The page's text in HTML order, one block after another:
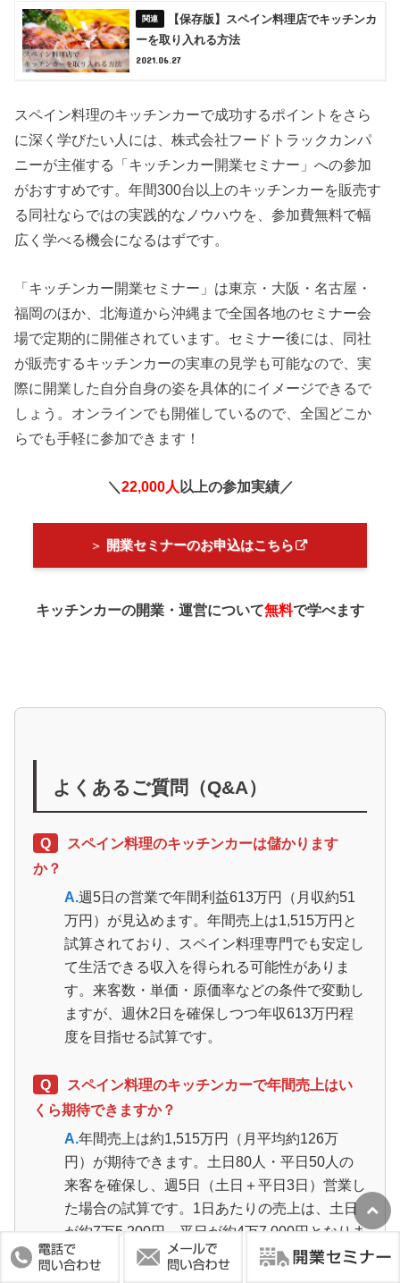
【保存版】スペイン料理店でキッチンカ
ーを取り入れる方法
2021.06.27
スペイン料理のキッチンカーで成功するポイントをさら
に深く学びたい人には、株式会社フードトラックカンパ
ニーが主催する「キッチンカー開業セミナー」への参加
がおすすめです。年間300台以上のキッチンカーを販売す
る同社ならではの実践的なノウハウを、参加費無料で幅
広く学べる機会になるはずです。
「キッチンカー開業セミナー」は東京・大阪・名古屋・
福岡のほか、北海道から沖縄まで全国各地のセミナー会
場で定期的に開催されています。セミナー後には、同社
が販売するキッチンカーの実車の見学も可能なので、実
際に開業した自分自身の姿を具体的にイメージできるで
しょう。オンラインでも開催しているので、全国どこか
らでも手軽に参加できます！
＼ 22,000人 以上の参加実績／
＞ 開業セミナーのお申込はこちら
キッチンカーの開業・運営について無料で学べます
よくあるご質問（Q&A）
Q
スペイン料理のキッチンカーは儲かります
か？
A.週5日の営業で年間利益613万円（月収約51
万円）が見込めます。年間売上は1,515万円と
試算されており、スペイン料理専門でも安定し
て生活できる収入を得られる可能性がありま
す。来客数・単価・原価率などの条件で変動し
ますが、週休2日を確保しつつ年収613万円程
度を目指せる試算です。
Q
スペイン料理のキッチンカーで年間売上はい
くら期待できますか？
A.年間売上は約1,515万円（月平均約126万
円）が期待できます。土日80人・平日50人の
来客を確保し、週5日（土日＋平日3日）営業し
た場合の試算です。1日あたりの売上は、土日
が約7万5,200円、平日が約4万7,000円となりま
す。